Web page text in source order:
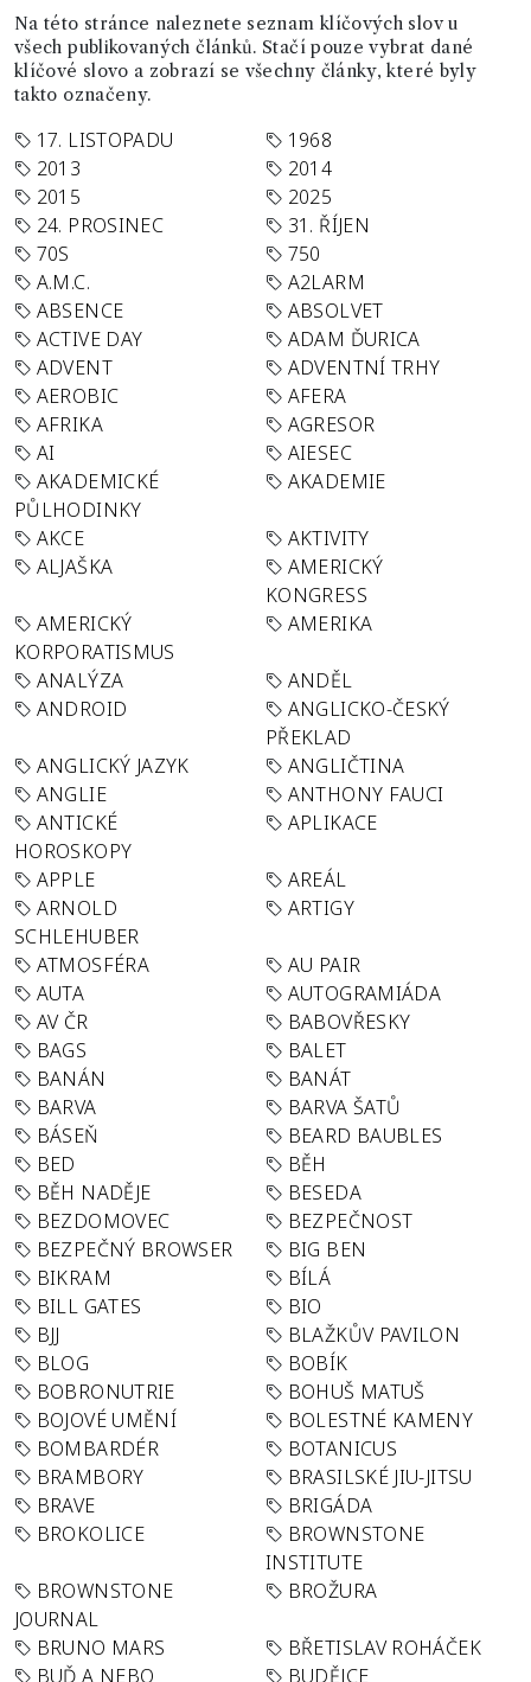
Na této stránce naleznete seznam klíčových slov u
všech publikovaných článků. Stačí pouze vybrat dané
klíčové slovo a zobrazí se všechny články, které byly
takto označeny.
17. LISTOPADU
1968
2013
2014
2015
2025
24. PROSINEC
31. ŘÍJEN
70S
750
A.M.C.
A2LARM
ABSENCE
ABSOLVET
ACTIVE DAY
ADAM ĎURICA
ADVENT
ADVENTNÍ TRHY
AEROBIC
AFERA
AFRIKA
AGRESOR
AI
AIESEC
AKADEMICKÉ
PŮLHODINKY
AKADEMIE
AKCE
AKTIVITY
ALJAŠKA
AMERICKÝ
KONGRESS
AMERICKÝ
KORPORATISMUS
AMERIKA
ANALÝZA
ANDĚL
ANDROID
ANGLICKO-ČESKÝ
PŘEKLAD
ANGLICKÝ JAZYK
ANGLIČTINA
ANGLIE
ANTHONY FAUCI
ANTICKÉ
HOROSKOPY
APLIKACE
APPLE
AREÁL
ARNOLD
SCHLEHUBER
ARTIGY
ATMOSFÉRA
AU PAIR
AUTA
AUTOGRAMIÁDA
AV ČR
BABOVŘESKY
BAGS
BALET
BANÁN
BANÁT
BARVA
BARVA ŠATŮ
BÁSEŇ
BEARD BAUBLES
BED
BĚH
BĚH NADĚJE
BESEDA
BEZDOMOVEC
BEZPEČNOST
BEZPEČNÝ BROWSER
BIG BEN
BIKRAM
BÍLÁ
BILL GATES
BIO
BJJ
BLAŽKŮV PAVILON
BLOG
BOBÍK
BOBRONUTRIE
BOHUŠ MATUŠ
BOJOVÉ UMĚNÍ
BOLESTNÉ KAMENY
BOMBARDÉR
BOTANICUS
BRAMBORY
BRASILSKÉ JIU-JITSU
BRAVE
BRIGÁDA
BROKOLICE
BROWNSTONE
INSTITUTE
BROWNSTONE
JOURNAL
BROŽURA
BRUNO MARS
BŘETISLAV ROHÁČEK
BUĎ A NEBO
BUDĚJCE